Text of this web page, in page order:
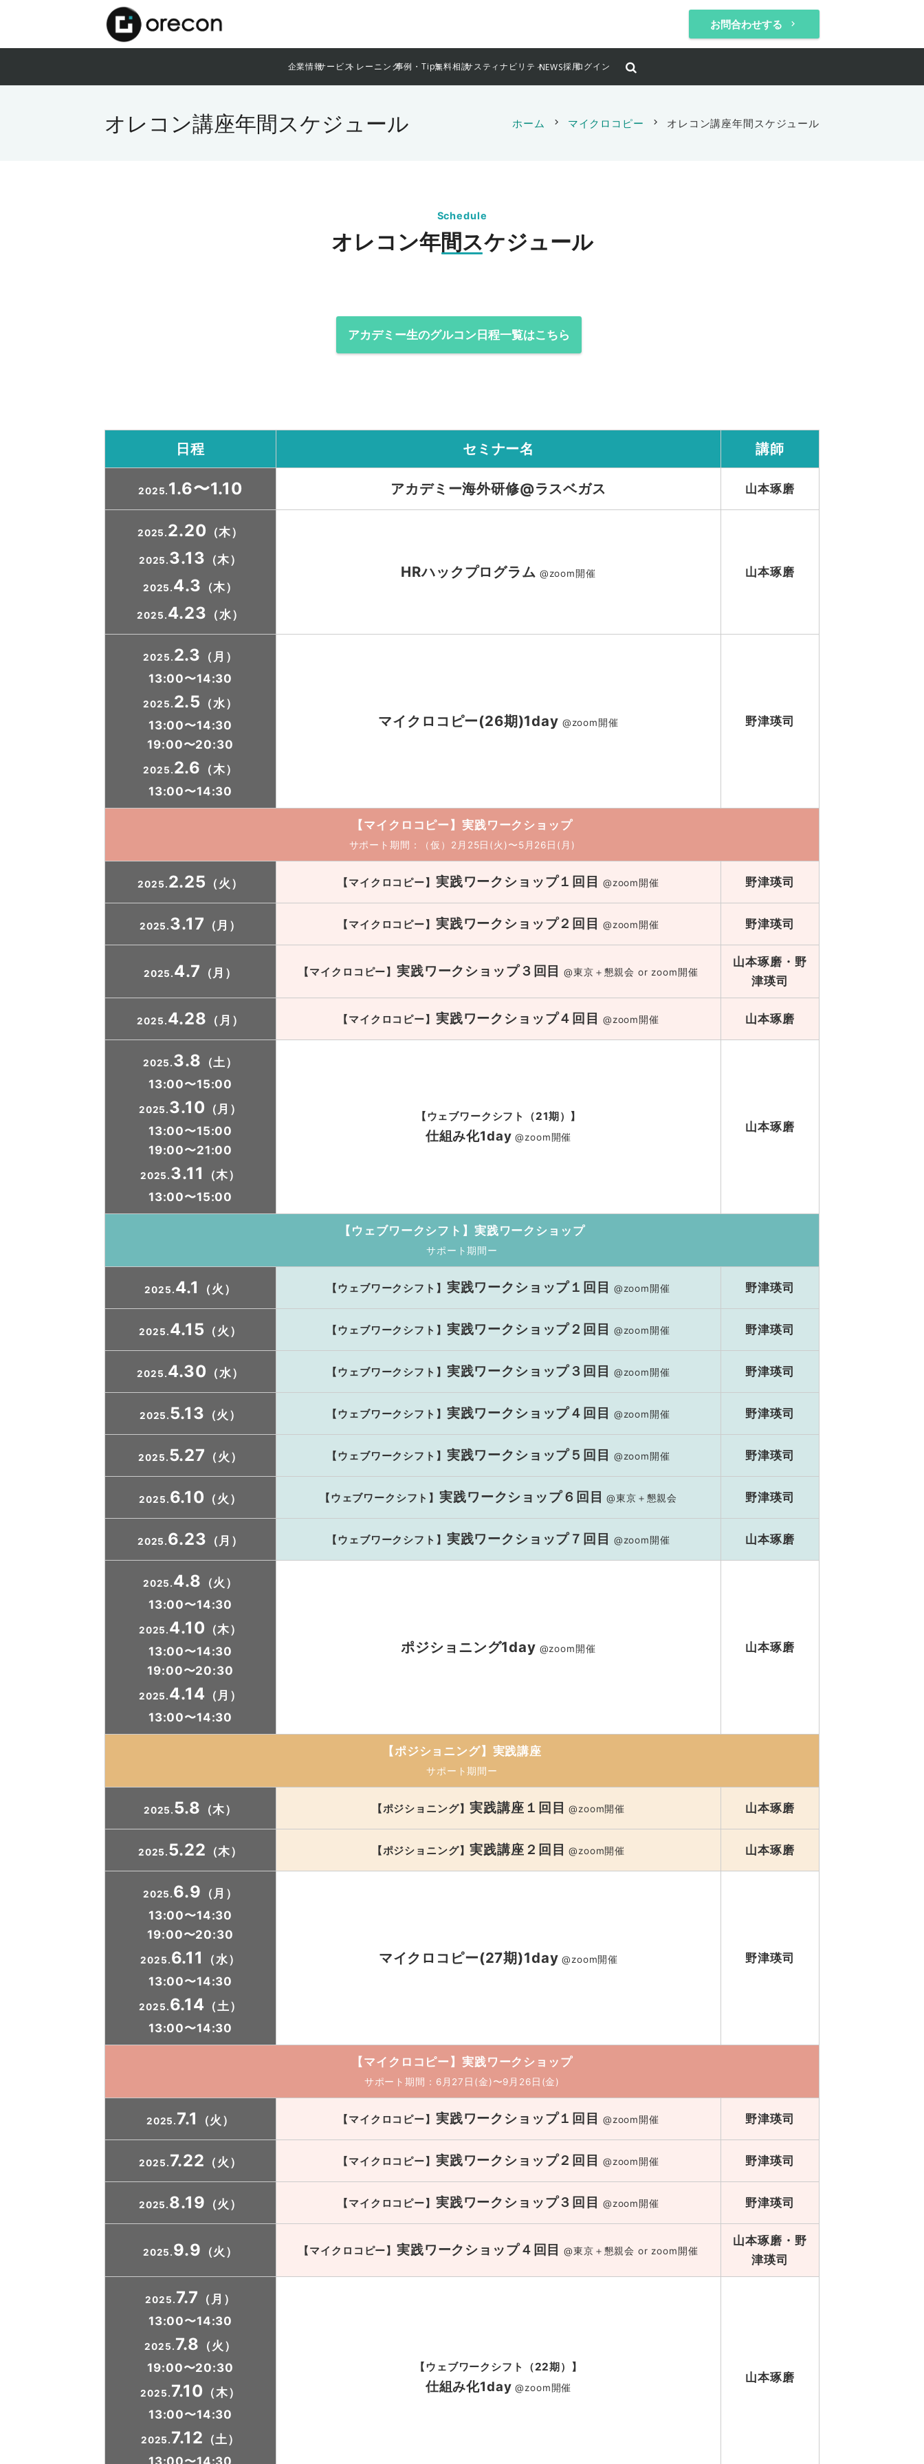
お問合わせする keyboard_arrow_right
企業情報サービストレーニング事例・Tips無料相談サスティナビリティNEWS採用ログイン
オレコン講座年間スケジュール ホーム chevron_right マイクロコピー chevron_right オレコン講座年間スケジュール
Schedule
オレコン年間スケジュール
アカデミー生のグルコン日程一覧はこちら
日程 セミナー名 講師
2025.1.6〜1.10 アカデミー海外研修@ラスベガス 山本琢磨
2025.2.20 （木）
2025.3.13 （木）
2025.4.3 （木）
2025.4.23 （水）
HRハックプログラム @zoom開催 山本琢磨
2025.2.3
（月）
13:00〜14:30
2025.2.5
（水）
13:00〜14:30
19:00〜20:30
2025.2.6
（木）
13:00〜14:30
マイクロコピー(26期)1day @zoom開催 野津瑛司
【マイクロコピー】 実践ワークショップ
サポート期間：（仮）2月25日(火)〜5月26日(月)
2025.2.25 （火） 【マイクロコピー】 実践ワークショップ１回目 @zoom開催 野津瑛司
2025.3.17 （月） 【マイクロコピー】 実践ワークショップ２回目 @zoom開催 野津瑛司
2025.4.7 （月） 【マイクロコピー】実践ワークショップ３回目 @東京＋懇親会 or zoom開催
山本琢磨・野
津瑛司
2025.4.28 （月） 【マイクロコピー】 実践ワークショップ４回目 @zoom開催 山本琢磨
2025.3.8 （土）
13:00〜15:00
2025.3.10 （月）
13:00〜15:00
19:00〜21:00
2025.3.11
（木）
13:00〜15:00
【ウェブワークシフト（21期）】
仕組み化1day @zoom開催
山本琢磨
【ウェブワークシフト】 実践ワークショップ
サポート期間ー
2025.4.1 （火） 【ウェブワークシフト】 実践ワークショップ１回目 @zoom開催 野津瑛司
2025.4.15 （火） 【ウェブワークシフト】 実践ワークショップ２回目 @zoom開催 野津瑛司
2025.4.30 （水） 【ウェブワークシフト】 実践ワークショップ３回目 @zoom開催 野津瑛司
2025.5.13 （火） 【ウェブワークシフト】 実践ワークショップ４回目 @zoom開催 野津瑛司
2025.5.27 （火） 【ウェブワークシフト】 実践ワークショップ５回目 @zoom開催 野津瑛司
2025.6.10 （火） 【ウェブワークシフト】実践ワークショップ６回目 @東京＋懇親会 野津瑛司
2025.6.23 （月） 【ウェブワークシフト】 実践ワークショップ７回目 @zoom開催 山本琢磨
2025.4.8 （火）
13:00〜14:30
2025.4.10 （木）
13:00〜14:30
19:00〜20:30
2025.4.14 （月）
13:00〜14:30
ポジショニング1day @zoom開催 山本琢磨
【ポジショニング】 実践講座
サポート期間ー
2025.5.8 （木） 【ポジショニング】実践講座１回目 @zoom開催 山本琢磨
2025.5.22 （木） 【ポジショニング】実践講座２回目 @zoom開催 山本琢磨
2025.6.9 （月）
13:00〜14:30
19:00〜20:30
2025.6.11
（水）
13:00〜14:30
2025.6.14
（土）
13:00〜14:30
マイクロコピー(27期)1day @zoom開催 野津瑛司
【マイクロコピー】 実践ワークショップ
サポート期間：6月27日(金)〜9月26日(金)
2025.7.1 （火） 【マイクロコピー】 実践ワークショップ１回目 @zoom開催 野津瑛司
2025.7.22 （火） 【マイクロコピー】 実践ワークショップ２回目 @zoom開催 野津瑛司
2025.8.19 （火） 【マイクロコピー】 実践ワークショップ３回目 @zoom開催 野津瑛司
2025.9.9 （火） 【マイクロコピー】実践ワークショップ４回目 @東京＋懇親会 or zoom開催
山本琢磨・野
津瑛司
2025.7.7
（月）
13:00〜14:30
2025.7.8
（火）
19:00〜20:30
2025.7.10
（木）
13:00〜14:30
2025.7.12 （土）
13:00〜14:30
【ウェブワークシフト（22期）】
仕組み化1day @zoom開催
山本琢磨